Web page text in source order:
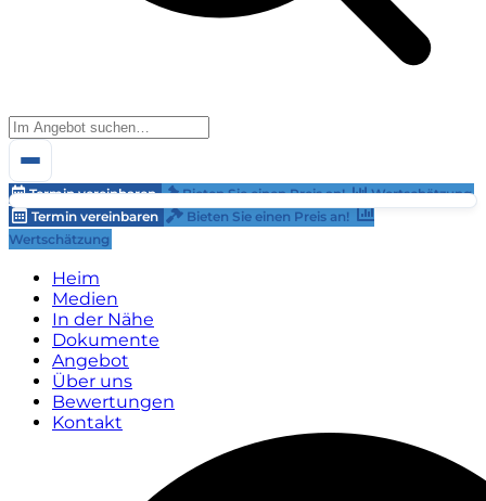
Termin vereinbaren Bieten Sie einen Preis an!
Wertschätzung
Termin vereinbaren
Bieten Sie einen Preis an!
Wertschätzung
Heim
Medien
In der Nähe
Dokumente
Angebot
Über uns
Bewertungen
Kontakt